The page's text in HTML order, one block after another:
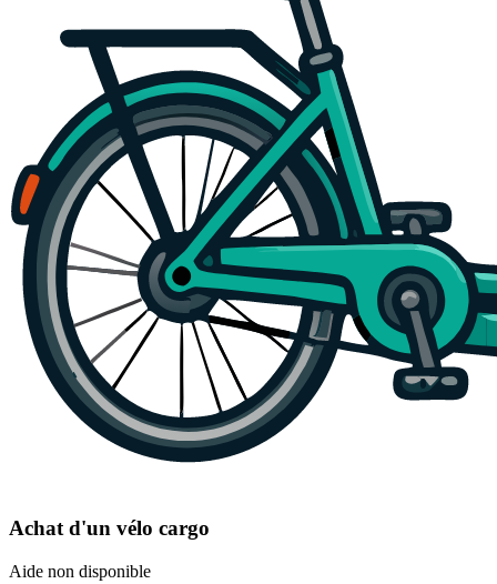
Achat d'un vélo cargo
Aide non disponible